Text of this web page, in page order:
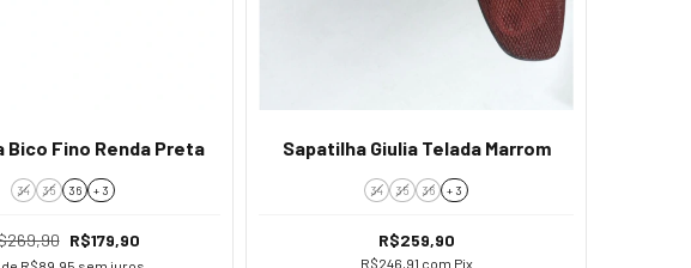
Bico Fino Renda Preta
34 35 36 + 3
R$179,90
Sapatilha Giulia Telada Marrom
34 35 36 + 3
R$259,90
R$246,91 com Pix